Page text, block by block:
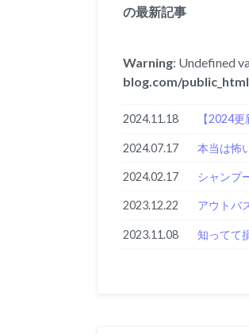
の最新記事
Warning: Undefined
blog.com/
2024.11.18 【2024
2024.07.17 本当は怖
2024.02.17 シャンプ
2023.12.22 アウトバ
2023.11.08 知ってて